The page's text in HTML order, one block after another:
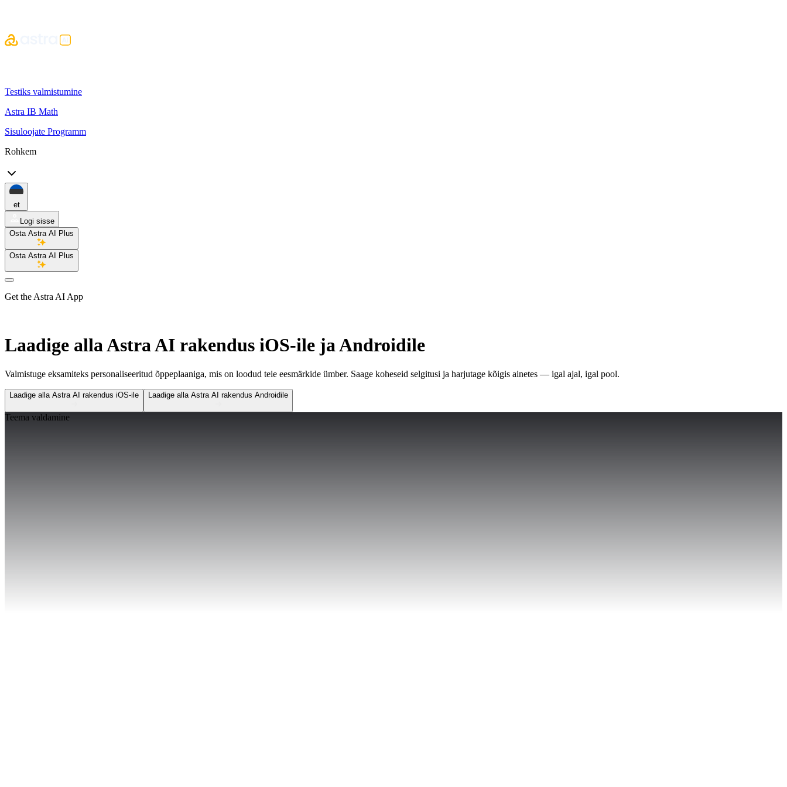
Testiks valmistumine
Astra IB Math
Sisuloojate Programm
Rohkem
et
Logi sisse
Osta Astra AI Plus
Osta Astra AI Plus
Get the Astra AI App
Laadige alla Astra AI rakendus iOS-ile ja Androidile
Valmistuge eksamiteks personaliseeritud õppeplaaniga, mis on loodud teie eesmärkide ümber. Saage koheseid selgitusi ja harjutage kõigis ainetes — igal ajal, igal pool.
Laadige alla Astra AI rakendus iOS-ile Laadige alla Astra AI rakendus Androidile
Teema valdamine